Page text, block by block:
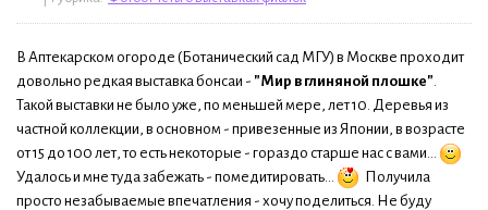
В Аптекарском огороде (Ботанический сад МГУ) в Москве проходит
довольно редкая выставка бонсаи - "Мир в глиняной плошке"
Такой выставки не было уже, по меньшей мере, лет 10. Деревья из
частной коллекции, в основном - привезенные из Японии, в возрасте
от 15 до 100 лет, то есть некоторые - гораздо старше нас с вами...
Удалось и мне туда забежать - помедитировать...
Получила
просто незабываемые впечатления - хочу поделиться. Не буду